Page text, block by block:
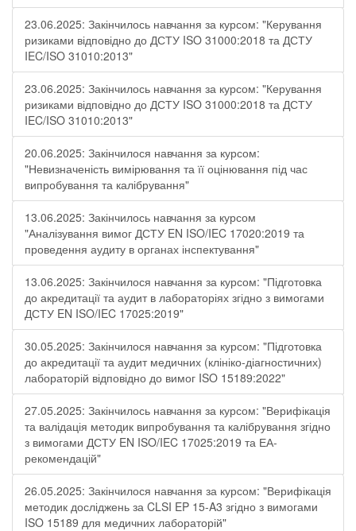
23.06.2025: Закінчилось навчання за курсом: "Керування
ризиками відповідно до ДСТУ ISO 31000:2018 та ДСТУ
IEC/ISO 31010:2013"
23.06.2025: Закінчилось навчання за курсом: "Керування
ризиками відповідно до ДСТУ ISO 31000:2018 та ДСТУ
IEC/ISO 31010:2013"
20.06.2025: Закінчилося навчання за курсом:
"Невизначеність вимірювання та її оцінювання під час
випробування та калібрування"
13.06.2025: Закінчилось навчання за курсом
"Аналізування вимог ДСТУ EN ISO/IEC 17020:2019 та
проведення аудиту в органах інспектування"
13.06.2025: Закінчилося навчання за курсом: "Підготовка
до акредитації та аудит в лабораторіях згідно з вимогами
ДСТУ EN ISO/IEC 17025:2019"
30.05.2025: Закінчилося навчання за курсом: "Підготовка
до акредитації та аудит медичних (клініко-діагностичних)
лабораторій відповідно до вимог ISO 15189:2022"
27.05.2025: Закінчилось навчання за курсом: "Верифікація
та валідація методик випробування та калібрування згідно
з вимогами ДСТУ EN ISO/IEC 17025:2019 та ЕА-
рекомендацій"
26.05.2025: Закінчилося навчання за курсом: "Верифікація
методик досліджень за CLSI EP 15-A3 згідно з вимогами
ISO 15189 для медичних лабораторій"